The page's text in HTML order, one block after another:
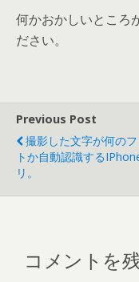
何かおかしいところ
ださい。
Previous Post
撮影した文字が何の
トか自動認識する
リ。
コメントを